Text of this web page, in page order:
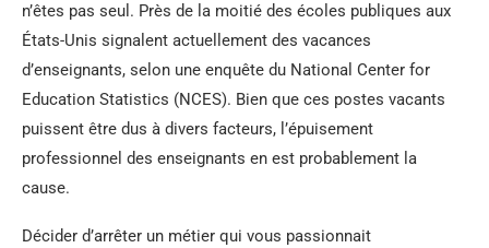
n’êtes pas seul. Près de la moitié des écoles publiques aux
États-Unis signalent actuellement des vacances
d’enseignants, selon une enquête du National Center for
Education Statistics (NCES). Bien que ces postes vacants
puissent être dus à divers facteurs, l’épuisement
professionnel des enseignants en est probablement la
cause.
Décider d’arrêter un métier qui vous passionnait